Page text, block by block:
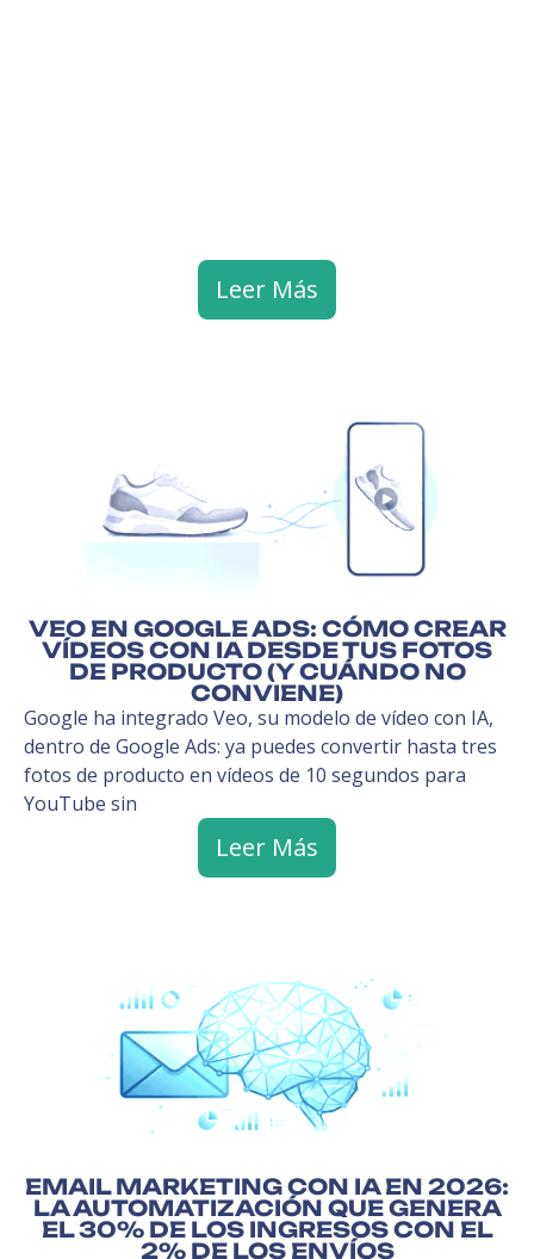
Leer Más
VEO EN GOOGLE ADS: CÓMO CREAR
VÍDEOS CON IA DESDE TUS FOTOS
DE PRODUCTO (Y CUÁNDO NO
CONVIENE)
Google ha integrado Veo, su modelo de vídeo con IA,
dentro de Google Ads: ya puedes convertir hasta tres
fotos de producto en vídeos de 10 segundos para
YouTube sin
Leer Más
EMAIL MARKETING CON IA EN 2026:
LA AUTOMATIZACIÓN QUE GENERA
EL 30% DE LOS INGRESOS CON EL
2% DE LOS ENVÍOS